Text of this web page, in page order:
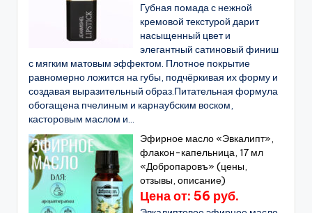
Губная помада с нежной
кремовой текстурой дарит
насыщенный цвет и
элегантный сатиновый финиш
с мягким матовым эффектом. Плотное покрытие
равномерно ложится на губы, подчёркивая их форму и
создавая выразительный образ.Питательная формула
обогащена пчелиным и карнаубским воском,
касторовым маслом и...
Эфирное масло «Эвкалипт»,
флакон-капельница, 17 мл
«Добропаровъ» (цены,
отзывы, описание)
Цена от: 56 руб.